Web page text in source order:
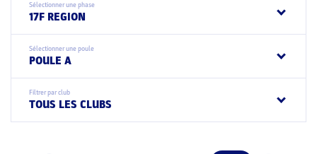
Sélectionner une phase
17F REGION
Sélectionner une poule
POULE A
Filtrer par club
TOUS LES CLUBS